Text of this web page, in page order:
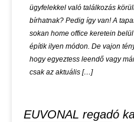
ügyfelekkel való találkozás
bírhatnak? Pedig így van! A
sokan home office keretein
építik ilyen módon. De vajon
hogy egyeztess leendő vagy
csak az aktuális […]
EUVONAL regadó